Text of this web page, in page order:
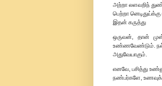
அற்றா லளவறிந்
பெற்றா
இதன் கருத்து
ஒருவன், தான்
உண்ணவேண்டும். நல்ல
அதுவேயாகும்.
எனவே, பசித்து
நண்பர்களே,